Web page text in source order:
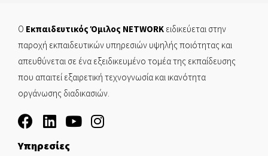
Ο Εκπαιδευτικός Όμιλος NETWORK ειδικεύεται στην
παροχή εκπαιδευτικών υπηρεσιών υψηλής ποιότητας και
απευθύνεται σε ένα εξειδικευμένο τομέα της εκπαίδευσης
που απαιτεί εξαιρετική τεχνογνωσία και ικανότητα
οργάνωσης διαδικασιών.
Υπηρεσίες